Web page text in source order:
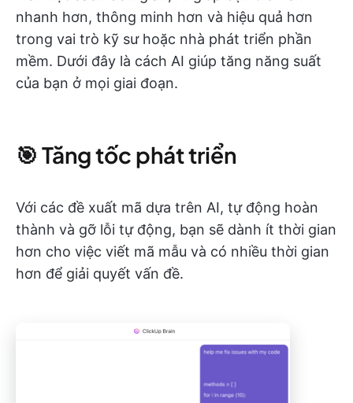
nhanh hơn, thông minh hơn và hiệu quả hơn
trong vai trò kỹ sư hoặc nhà phát triển phần
mềm. Dưới đây là cách AI giúp tăng năng suất
của bạn ở mọi giai đoạn.
🎯 Tăng tốc phát triển
Với các đề xuất mã dựa trên AI, tự động hoàn
thành và gỡ lỗi tự động, bạn sẽ dành ít thời gian
hơn cho việc viết mã mẫu và có nhiều thời gian
hơn để giải quyết vấn đề.